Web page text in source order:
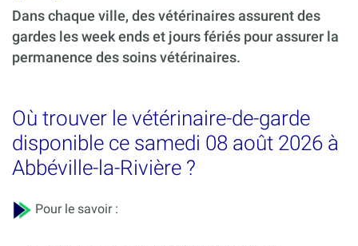
Dans chaque ville, des vétérinaires assurent des
gardes les week ends et jours fériés pour assurer la
permanence des soins vétérinaires.
Où trouver le vétérinaire-de-garde
disponible ce samedi 08 août 2026 à
Abbéville-la-Rivière ?
Pour le savoir :